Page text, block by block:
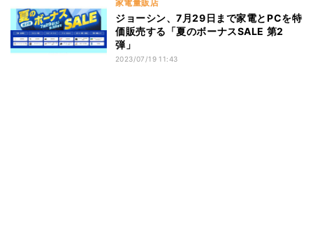
家電量販店
ジョーシン、7月29日まで家電とPCを特
価販売する「夏のボーナスSALE 第2
弾」
2023/07/19 11:43